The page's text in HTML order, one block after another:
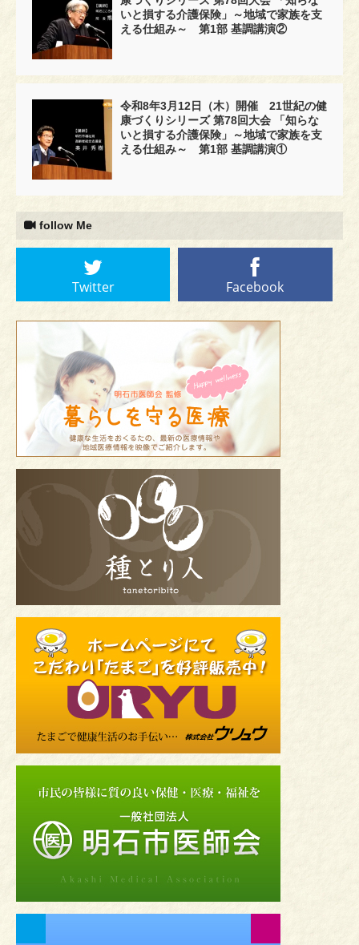
いと損する介護保険」～地域で家族を支
える仕組み～ 第1部 基調講演②
令和8年3月12日（木）開催 21世紀の健
康づくりシリーズ 第78回大会 「知らな
いと損する介護保険」～地域で家族を支
える仕組み～ 第1部 基調講演①
follow Me
Twitter Facebook